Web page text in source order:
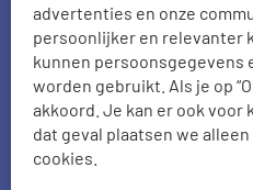
advertenties en onze
persoonlijker en relevanter
kunnen
worden gebruikt. Als je op
akkoord. Je kan er ook voor
dat geval plaatsen we
cookies.
tevreden bent, maar ook
leren we van! Zo kunnen
alleen maar beter van
38011ervaringen met